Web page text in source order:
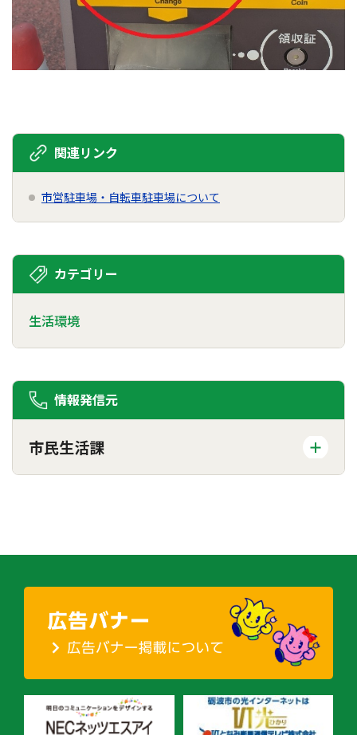
関連リンク
市営駐車場・自転車駐車場について
カテゴリー
生活環境
情報発信元
市民生活課